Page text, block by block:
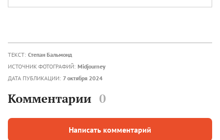
ТЕКСТ: Степан Бальмонд
ИСТОЧНИК ФОТОГРАФИЙ: Midjourney
ДАТА ПУБЛИКАЦИИ: 7 октября 2024
Комментарии 0
Написать комментарий